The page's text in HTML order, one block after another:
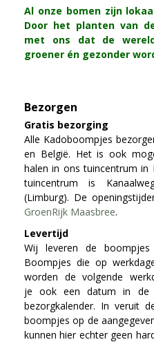
Al onze bomen zijn
Door het planten van
met ons dat de
groener én gezonder
Bezorgen
Gratis bezorging
Alle Kadoboompjes
en België. Het is ook
halen in ons tuincentrum in
tuincentrum is
(Limburg). De
GroenRijk Maasbree.
Levertijd
Wij leveren de
Boompjes die op
worden de volgende
je ook een datum in de
bezorgkalender. In veruit
boompjes op de
kunnen hier echter geen